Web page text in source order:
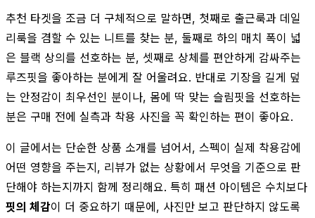
추천 타겟을 조금 더 구체적으로 말하면, 첫째로 출근룩과 데일
리룩을 겸할 수 있는 니트를 찾는 분, 둘째로 하의 매치 폭이 넓
은 블랙 상의를 선호하는 분, 셋째로 상체를 편안하게 감싸주는
루즈핏을 좋아하는 분에게 잘 어울려요. 반대로 기장을 길게 덮
는 안정감이 최우선인 분이나, 몸에 딱 맞는 슬림핏을 선호하는
분은 구매 전에 실측과 착용 사진을 꼭 확인하는 편이 좋아요.
이 글에서는 단순한 상품 소개를 넘어서, 스펙이 실제 착용감에
어떤 영향을 주는지, 리뷰가 없는 상황에서 무엇을 기준으로 판
단해야 하는지까지 함께 정리해요. 특히 패션 아이템은 수치보다
핏의 체감이 더 중요하기 때문에, 사진만 보고 판단하지 않도록